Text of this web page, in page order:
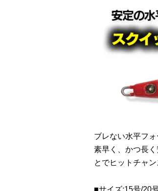
ブレない水平フ
素早く、かつ長
とでヒットチャン
■サイズ:15号/20